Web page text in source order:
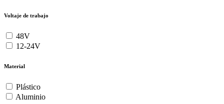
Voltaje de trabajo
48V
12-24V
Material
Plástico
Aluminio